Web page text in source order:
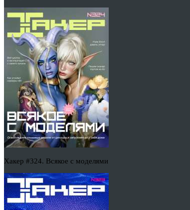
Хакер #324. Всякое с моделями